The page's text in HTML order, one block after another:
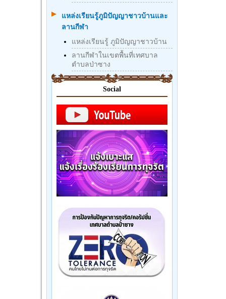
แหล่งเรียนรู้ภูมิปัญญาชาวบ้านและ
ลานกีฬา
แหล่งเรียนรู้ ภูมิปัญญาชาวบ้าน
ลานกีฬาในเขตพื้นที่เทศบาล
ตำบลป่าซาง
Social